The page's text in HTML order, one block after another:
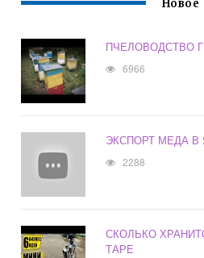
Новое
ПЧЕЛОВОДСТВО
6966
ЭКСПОРТ МЕДА
2288
СКОЛЬКО
ТАРЕ